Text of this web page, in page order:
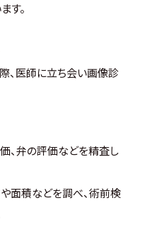
す。
、医師に立ち会い画像診
、弁の評価などを精査し
面積などを調べ、術前検